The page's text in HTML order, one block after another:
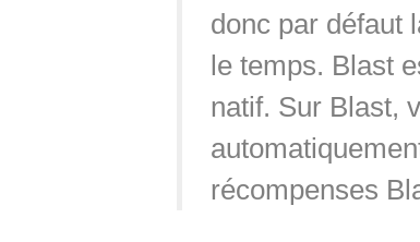
donc par défaut
le temps. Blast
natif. Sur Blast,
récompenses